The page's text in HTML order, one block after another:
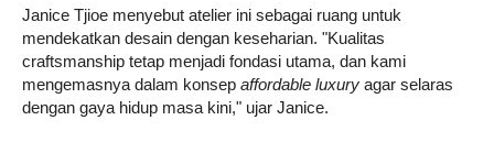
Janice Tjioe menyebut atelier ini sebagai ruang untuk
mendekatkan desain dengan keseharian. "Kualitas
craftsmanship tetap menjadi fondasi utama, dan kami
mengemasnya dalam konsep affordable luxury agar selaras
dengan gaya hidup masa kini," ujar Janice.